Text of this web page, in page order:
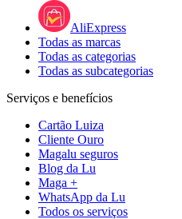
AliExpress
Todas as marcas
Todas as categorias
Todas as subcategorias
Serviços e benefícios
Cartão Luiza
Cliente Ouro
Magalu seguros
Blog da Lu
Maga +
WhatsApp da Lu
Todos os serviços